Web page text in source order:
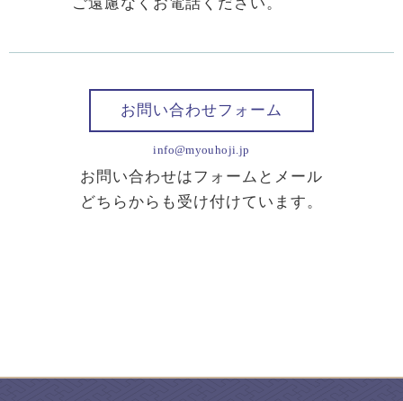
お問い合わせフォーム
info@myouhoji.jp
お問い合わせはフォームとメール
どちらからも受け付けています。